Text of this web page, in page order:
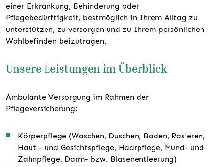
einer Erkrankung, Behinderung oder
Pflegebedürftigkeit, bestmöglich in Ihrem Alltag zu
unterstützen, zu versorgen und zu Ihrem persönlichen
Wohlbefinden beizutragen.
Unsere Leistungen im Überblick
Ambulante Versorgung im Rahmen der
Pflegeversicherung:
Körperpflege (Waschen, Duschen, Baden, Rasieren,
Haut - und Gesichtspflege, Haarpflege, Mund- und
Zahnpflege, Darm- bzw. Blasenentleerung)